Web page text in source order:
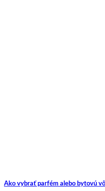
Ako vybrať parfém alebo bytovú